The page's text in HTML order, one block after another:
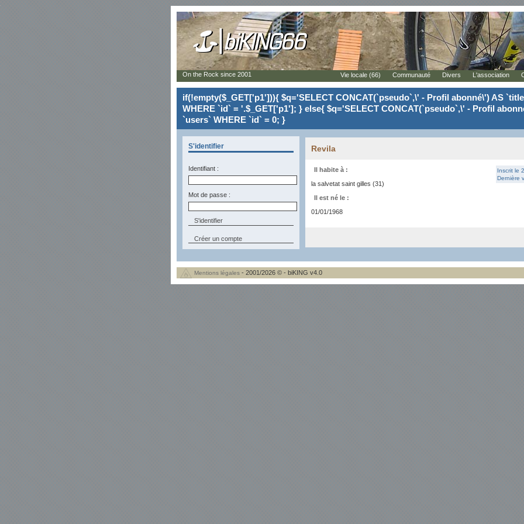
if(!empty($_GET['p1'])){ $q='SELECT CONCAT(`pseudo`,\' - Profil abonné\') AS
WHERE `id` = '.$_GET['p1']; } else{ $q='SELECT CONCAT(`pseudo`,\' - Profil
`users` WHERE `id` = 0; }
S'identifier
Identifiant :
Mot de passe :
Créer un compte
Revila
Inscrit le
Dernière
Il habite à :
la salvetat saint gilles (31)
Il est né le :
01/01/1968
On the Rock since 2001 Vie locale (66) Communauté Divers L'association
Mentions légales - 2001/2026 © - biKING v4.0